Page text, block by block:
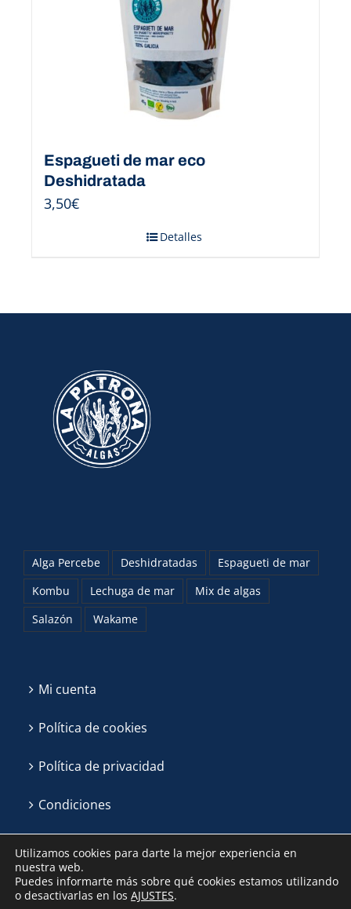
Espagueti de mar eco
Deshidratada
3,50€
Detalles
Alga Percebe Deshidratadas
Espagueti de mar
Kombu
Lechuga de mar
Mix de algas
Salazón
Wakame
Mi cuenta
Política de cookies
Política de privacidad
Condiciones
Utilizamos cookies para darte la mejor experiencia en
nuestra web.
Puedes informarte más sobre qué cookies estamos utilizando
o desactivarlas en los AJUSTES.